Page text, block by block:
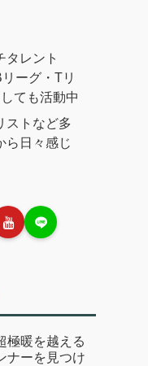
タレント
ーグ・Tリ
ても活動中
ストなど多
ら日々感じ
極暖を越える
ナーを見つけ